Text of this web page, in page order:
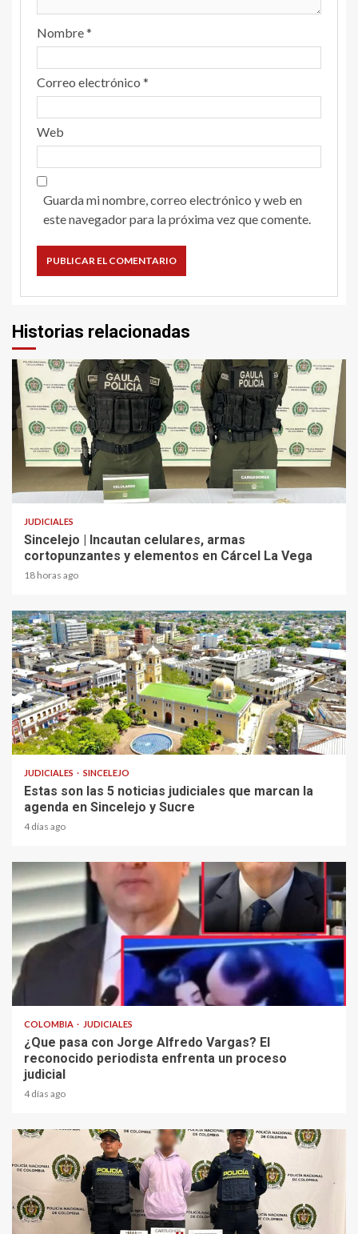
Nombre*
Correo electrónico *
Web
Guarda mi nombre, correo electrónico y web en
este navegador para la próxima vez que comente.
Historias relacionadas
2 min read
JUDICIALES
Sincelejo | Incautan celulares, armas
cortopunzantes y elementos en Cárcel La Vega
18 horas ago
2 min read
JUDICIALES SINCELEJO
Estas son las 5 noticias judiciales que marcan la
agenda en Sincelejo y Sucre
4 días ago
COLOMBIA JUDICIALES
¿Que pasa con Jorge Alfredo Vargas? El
reconocido periodista enfrenta un proceso
judicial
4 días ago